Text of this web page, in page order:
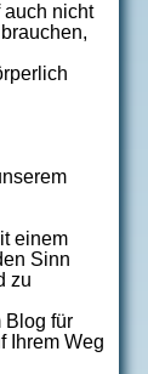
nicht
einem
Sinn
zu
Blog für
Ihrem Weg